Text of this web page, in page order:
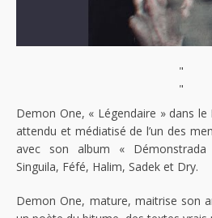
"
"
Demon One, « Légendaire » dans
attendu et médiatisé de l’un des
avec son album «
Singuila, Féfé, Halim, Sadek et Dry.
Demon One, mature, maitrise son